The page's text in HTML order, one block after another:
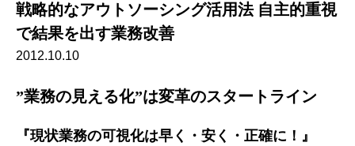
戦略的なアウトソーシング活用法 自主的重視
で結果を出す業務改善
2012.10.10
”業務の見える化”は変革のスタートライン
『現状業務の可視化は早く・安く・正確に！』